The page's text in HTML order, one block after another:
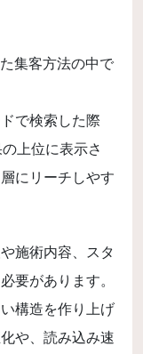
集客方法の中で
で検索した際
上位に表示さ
にリーチしやす
施術内容、スタ
要があります。
構造を作り上げ
や、読み込み速